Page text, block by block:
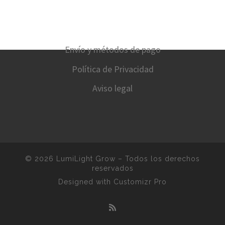
Envío y métodos de pago
Política de Privacidad
Aviso legal
© 2026 LumiLight Grow – Todos los derechos
reservados
Designed with Customizr Pro